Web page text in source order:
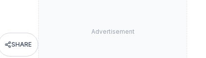
SHARE
Advertisement